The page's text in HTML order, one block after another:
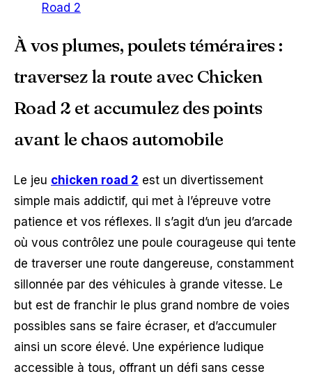
Road 2
À vos plumes, poulets téméraires :
traversez la route avec Chicken
Road 2 et accumulez des points
avant le chaos automobile
Le jeu chicken road 2 est un divertissement
simple mais addictif, qui met à l’épreuve votre
patience et vos réflexes. Il s’agit d’un jeu d’arcade
où vous contrôlez une poule courageuse qui tente
de traverser une route dangereuse, constamment
sillonnée par des véhicules à grande vitesse. Le
but est de franchir le plus grand nombre de voies
possibles sans se faire écraser, et d’accumuler
ainsi un score élevé. Une expérience ludique
accessible à tous, offrant un défi sans cesse